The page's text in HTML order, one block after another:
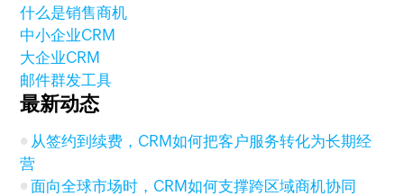
什么是销售商机
中小企业CRM
大企业CRM
邮件群发工具
最新动态
从签约到续费，CRM如何把客户服务转化为长期经
营
面向全球市场时，CRM如何支撑跨区域商机协同